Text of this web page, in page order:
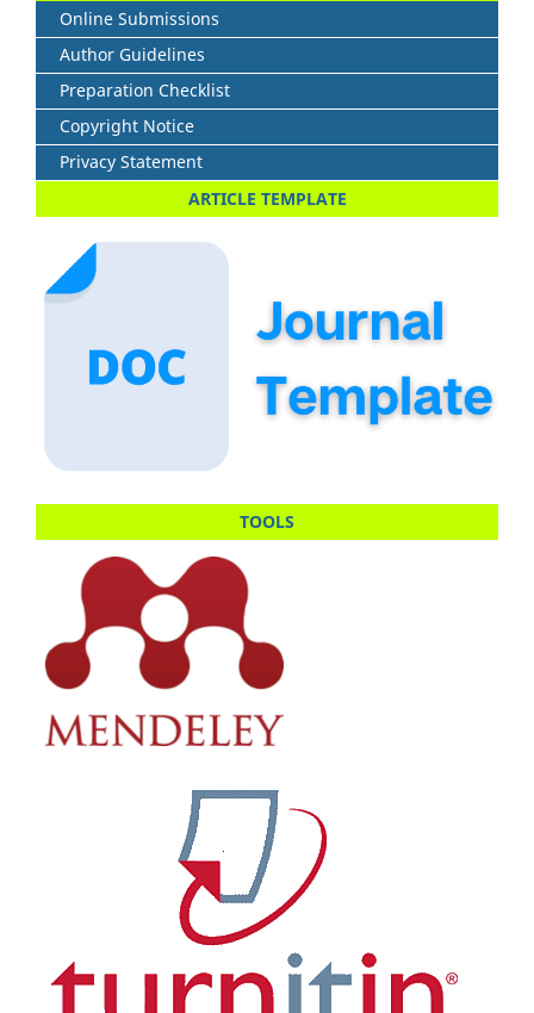
Online Submissions
Author Guidelines
Preparation Checklist
Copyright Notice
Privacy Statement
ARTICLE TEMPLATE
TOOLS